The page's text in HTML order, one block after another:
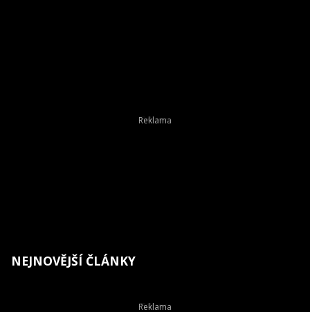
NEJNOVĚJŠÍ ČLÁNKY